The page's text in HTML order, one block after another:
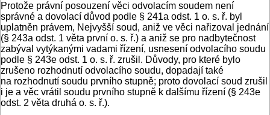
Protože právní posouzení věci odvolacím soudem není
správné a dovolací důvod podle § 241a odst. 1 o. s. ř. byl
uplatněn právem, Nejvyšší soud, aniž ve věci nařizoval jednání
(§ 243a odst. 1 věta první o. s. ř.) a aniž se pro nadbytečnost
zabýval vytýkanými vadami řízení, usnesení odvolacího soudu
podle § 243e odst. 1 o. s. ř. zrušil. Důvody, pro které bylo
zrušeno rozhodnutí odvolacího soudu, dopadají také
na rozhodnutí soudu prvního stupně; proto dovolací soud zrušil
i je a věc vrátil soudu prvního stupně k dalšímu řízení (§ 243e
odst. 2 věta druhá o. s. ř.).